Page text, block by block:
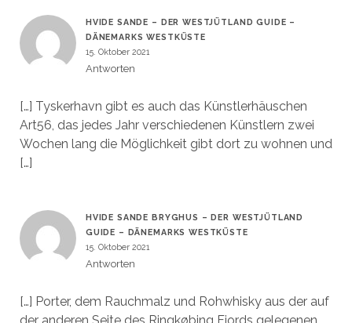
HVIDE SANDE – DER WESTJÜTLAND GUIDE –
DÄNEMARKS WESTKÜSTE
15. Oktober 2021
Antworten
[…] Tyskerhavn gibt es auch das Künstlerhäuschen
Art56, das jedes Jahr verschiedenen Künstlern zwei
Wochen lang die Möglichkeit gibt dort zu wohnen und
[…]
HVIDE SANDE BRYGHUS – DER WESTJÜTLAND
GUIDE – DÄNEMARKS WESTKÜSTE
15. Oktober 2021
Antworten
[…] Porter, dem Rauchmalz und Rohwhisky aus der auf